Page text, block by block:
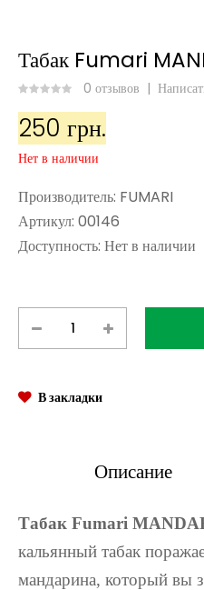
Табак Fumari
0 отзывов |
250 грн.
Нет в наличии
Производитель: FUMARI
Артикул: 00146
Доступность: Нет в наличии
В закладки
Описание
Табак Fumari
кальянный табак
мандарина, который вы